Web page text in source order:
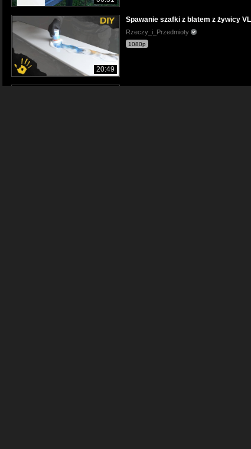
20:49
Spawanie szafki z blatem z żywicy
Rzeczy_i_Przedmioty
1080p